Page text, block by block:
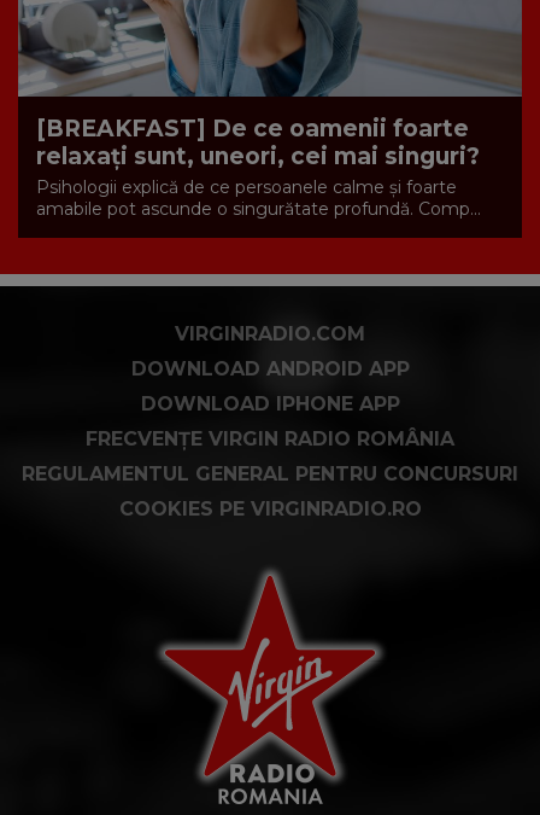
[BREAKFAST] De ce oamenii foarte
relaxați sunt, uneori, cei mai singuri?
Psihologii explică de ce persoanele calme și foarte
amabile pot ascunde o singurătate profundă. Comp...
VIRGINRADIO.COM
DOWNLOAD ANDROID APP
DOWNLOAD IPHONE APP
FRECVENȚE VIRGIN RADIO ROMÂNIA
REGULAMENTUL GENERAL PENTRU CONCURSURI
COOKIES PE VIRGINRADIO.RO